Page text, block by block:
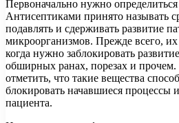
Первоначально нужно
Антисептиками принято называть
подавлять и сдерживать развитие
микроорганизмов. Прежде всего,
когда нужно заблокировать
обширных ранах, порезах и прочем.
отметить, что такие вещества
блокировать начавшиеся процессы
пациента.